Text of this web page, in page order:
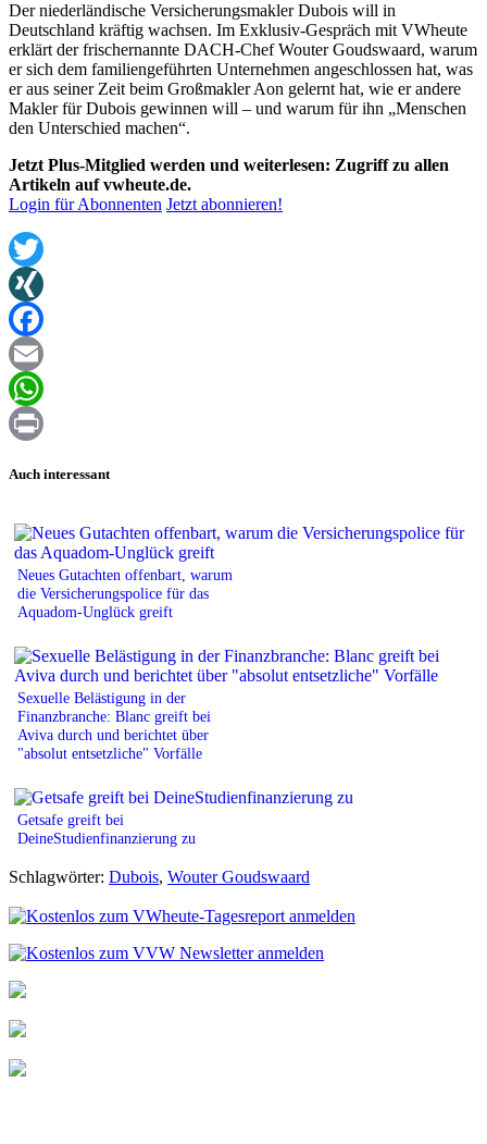
Der niederländische Versicherungsmakler Dubois will in
Deutschland kräftig wachsen. Im Exklusiv-Gespräch mit VWheute
erklärt der frischernannte DACH-Chef Wouter Goudswaard, warum
er sich dem familiengeführten Unternehmen angeschlossen hat, was
er aus seiner Zeit beim Großmakler Aon gelernt hat, wie er andere
Makler für Dubois gewinnen will – und warum für ihn „Menschen
den Unterschied machen“.
Jetzt Plus-Mitglied werden und weiterlesen: Zugriff zu allen
Artikeln auf vwheute.de.
Login für Abonnenten Jetzt abonnieren!
Twitter
XING
Facebook
Email
WhatsApp
Auch interessant
Neues Gutachten offenbart, warum
die Versicherungspolice für das
Aquadom-Unglück greift
Sexuelle Belästigung in der
Finanzbranche: Blanc greift bei
Aviva durch und berichtet über
"absolut entsetzliche" Vorfälle
Getsafe greift bei
DeineStudienfinanzierung zu
Schlagwörter: Dubois, Wouter Goudswaard